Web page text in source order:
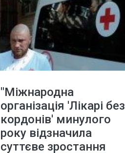
"Міжнародна
організація 'Лікарі без
кордонів' минулого
року відзначила
суттєве зростання